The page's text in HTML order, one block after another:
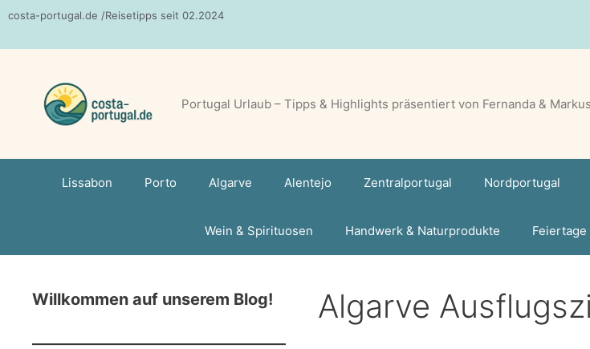
Zum
springen
costa-portugal.de /Reisetipps seit 02.2024
Portugal Urlaub – Tipps & Highlights präsentiert von Fernanda & Markus
Lissabon Porto Algarve Alentejo Zentralportugal Nordportugal
Wein & Spirituosen Handwerk & Naturprodukte Feiertage
Algarve
Willkommen auf unserem Blog!